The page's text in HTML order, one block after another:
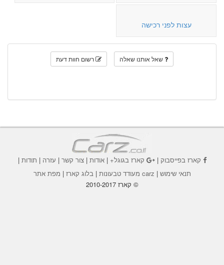
עצות לפני רכישה
שאל אותנו שאלה רשום חוות דעת
קארז בפייסבוק| קארז בגוגל+|אודות |צור קשר | עזרה | תודות |
תנאי שימוש | carz מעודד טבעונות | בלוג קארז | מפת אתר
© קארז 2010-2017